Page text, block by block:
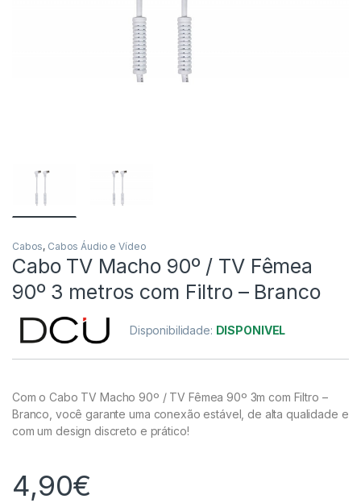
Cabos, Cabos Áudio e Vídeo
Cabo TV Macho 90º / TV Fêmea
90º 3 metros com Filtro – Branco
Disponibilidade: DISPONIVEL
Com o Cabo TV Macho 90º / TV Fêmea 90º 3m com Filtro –
Branco, você garante uma conexão estável, de alta qualidade e
com um design discreto e prático!
4,90€